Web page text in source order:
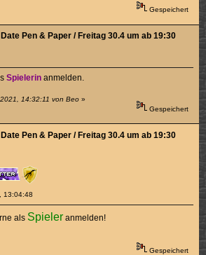
Gespeichert
Pen & Paper / Freitag 30.4 um ab 19:30
Spielerin anmelden.
14:32:11 von Beo »
Gespeichert
13:04:48
Pen & Paper / Freitag 30.4 um ab 19:30
als Spieler anmelden!
Gespeichert